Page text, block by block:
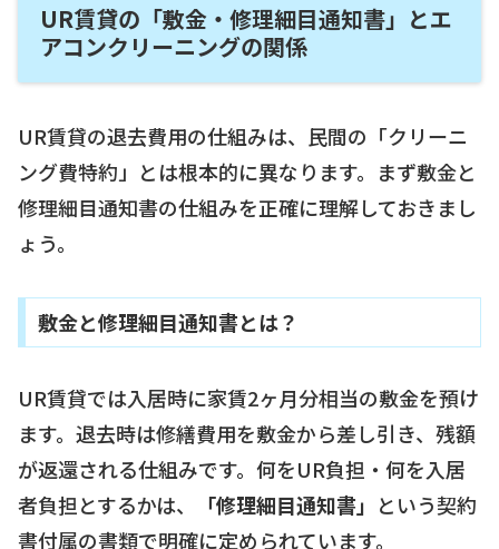
UR賃貸の「敷金・修理細目通知書」とエ
アコンクリーニングの関係
UR賃貸の退去費用の仕組みは、民間の「クリーニ
ング費特約」とは根本的に異なります。まず敷金と
修理細目通知書の仕組みを正確に理解しておきまし
ょう。
敷金と修理細目通知書とは？
UR賃貸では入居時に家賃2ヶ月分相当の敷金を預け
ます。退去時は修繕費用を敷金から差し引き、残額
が返還される仕組みです。何をUR負担・何を入居
者負担とするかは、
「修理細目通知書」 という契約
書付属の書類で明確に定められています。